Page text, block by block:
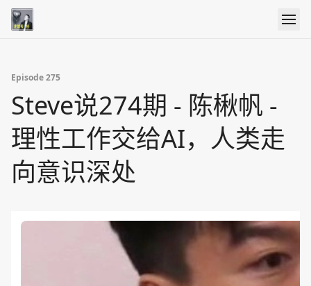
Episode 275
Steve说274期 - 陈楸帆 -
理性工作交给AI，人类走
向意识深处